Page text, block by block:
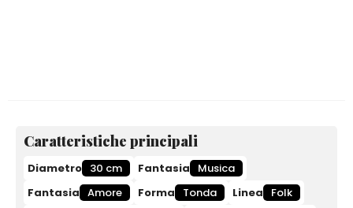
Caratteristiche principali
Diametro 30 cm Fantasia
Musica
Fantasia Amore Forma Tonda Linea
Folk